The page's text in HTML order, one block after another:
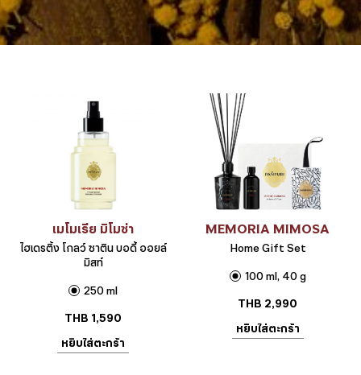
เมโมเรีย มิโมซ่า
ไฮเดรติ้ง โกลว์ ซาติน บอดี้ ออยล์
มิสท์
250 ml
THB 1,590
หยิบใส่ตะกร้า
MEMORIA MIMOSA
Home Gift Set
100 ml, 40 g
THB 2,990
หยิบใส่ตะกร้า